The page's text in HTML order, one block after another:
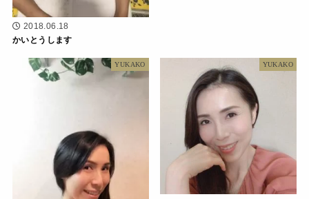
2018.06.18
かいとうします
YUKAKO YUKAKO